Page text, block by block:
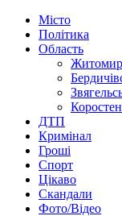
Місто
Політика
Область
ДТП
Кримінал
Гроші
Спорт
Цікаво
Скандали
Фото/Відео